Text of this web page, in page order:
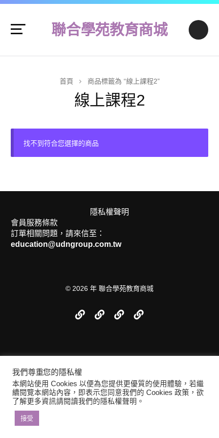
聯合學苑教育商城
首頁 商品標籤為 “線上課程2”
線上課程2
找不到符合您選擇的商品
隱私權聲明
會員服務條款
訂單相關問題，請來信至：
education@udngroup.com.tw
© 2026 年 聯合學苑教育商城
我們尊重您的隱私權
本網站使用 Cookies 以便為您提供更優質的使用體驗，若繼
續閱覽本網站內容，即表示您同意我們的 Cookies 政策，欲
了解更多資訊請閱讀我們的隱私權聲明。
接受